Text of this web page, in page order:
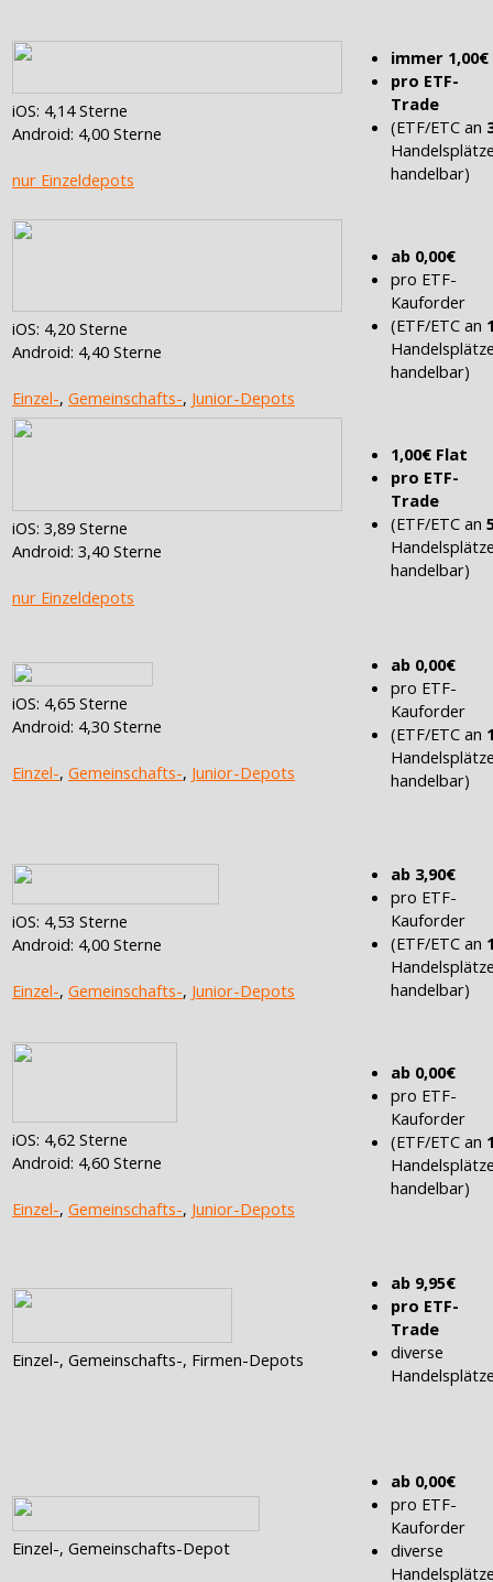
iOS: 4,14 Sterne
Android: 4,00 Sterne
nur Einzeldepots
immer 1,00€
pro ETF-
Trade
(ETF/ETC an
handelbar)
iOS: 4,20 Sterne
Android: 4,40 Sterne
Einzel-, Gemeinschafts-, Junior-Depots
ab 0,00€
pro ETF-
Kauforder
(ETF/ETC an
handelbar)
iOS: 3,89 Sterne
Android: 3,40 Sterne
nur Einzeldepots
1,00€ Flat
pro ETF-
Trade
(ETF/ETC an
handelbar)
iOS: 4,65 Sterne
Android: 4,30 Sterne
Einzel-, Gemeinschafts-, Junior-Depots
ab 0,00€
pro ETF-
Kauforder
(ETF/ETC an
handelbar)
iOS: 4,53 Sterne
Android: 4,00 Sterne
Einzel-, Gemeinschafts-, Junior-Depots
ab 3,90€
pro ETF-
Kauforder
(ETF/ETC an
handelbar)
iOS: 4,62 Sterne
Android: 4,60 Sterne
Einzel-, Gemeinschafts-, Junior-Depots
ab 0,00€
pro ETF-
Kauforder
(ETF/ETC an
handelbar)
Einzel-, Gemeinschafts-, Firmen-Depots
ab 9,95€
pro ETF-
Trade
diverse
Einzel-, Gemeinschafts-Depot
ab 0,00€
pro ETF-
Kauforder
diverse